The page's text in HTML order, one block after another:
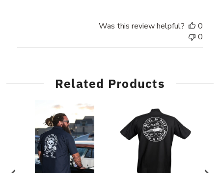
Was this review helpful?
0
0
Related Products